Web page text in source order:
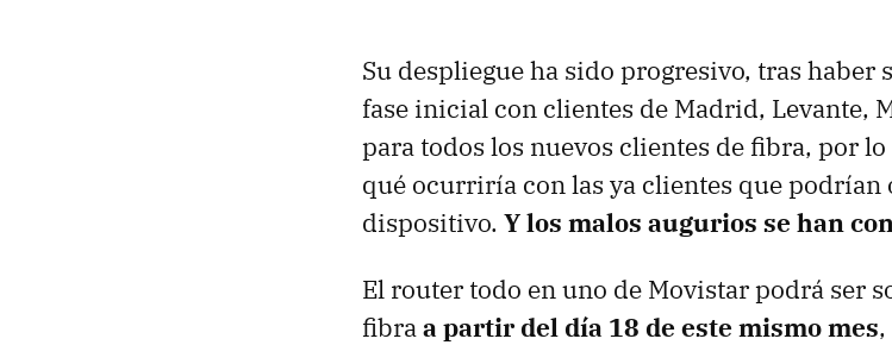
Su despliegue ha sido progresivo, tras
fase inicial con clientes de Madrid, Levante,
para todos los nuevos clientes de fibra, por
qué ocurriría con las ya clientes que podrían
dispositivo. Y los malos augurios se han
El router todo en uno de Movistar podrá ser
fibraa partir del día 18 de este mismo mes